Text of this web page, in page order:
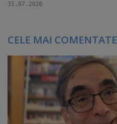
31.07.2026
CELE MAI COMENTATE